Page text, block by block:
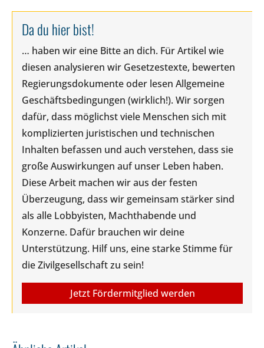
Da du hier bist!
… haben wir eine Bitte an dich. Für Artikel wie
diesen analysieren wir Gesetzestexte, bewerten
Regierungsdokumente oder lesen Allgemeine
Geschäftsbedingungen (wirklich!). Wir sorgen
dafür, dass möglichst viele Menschen sich mit
komplizierten juristischen und technischen
Inhalten befassen und auch verstehen, dass sie
große Auswirkungen auf unser Leben haben.
Diese Arbeit machen wir aus der festen
Überzeugung, dass wir gemeinsam stärker sind
als alle Lobbyisten, Machthabende und
Konzerne. Dafür brauchen wir deine
Unterstützung. Hilf uns, eine starke Stimme für
die Zivilgesellschaft zu sein!
Jetzt Fördermitglied werden